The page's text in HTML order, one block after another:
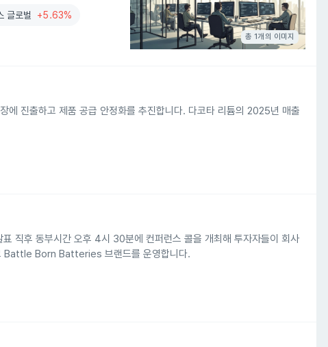
글로벌 +5.63%
총 1개의 이미지
진출하고 제품 공급 안정화를 추진합니다. 다코타 리튬의 2025년 매출
직후 동부시간 오후 4시 30분에 컨퍼런스 콜을 개최해 투자자들이 회사
Battle Born Batteries 브랜드를 운영합니다.